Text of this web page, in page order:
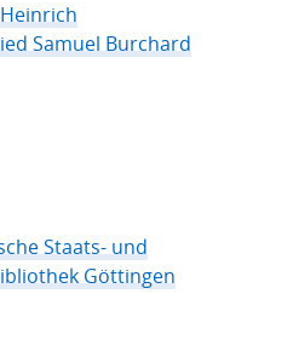
Samuel Burchard
Staats- und
Göttingen